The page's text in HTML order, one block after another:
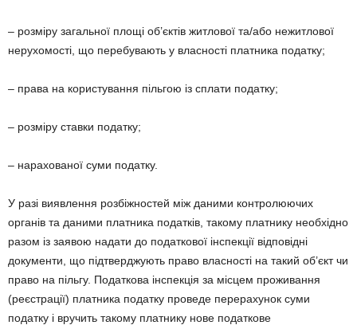
– розміру загальної площі об’єктів житлової та/або нежитлової
нерухомості, що перебувають у власності платника податку;
– права на користування пільгою із сплати податку;
– розміру ставки податку;
– нарахованої суми податку.
У разі виявлення розбіжностей між даними контролюючих
органів та даними платника податків, такому платнику необхідно
разом із заявою надати до податкової інспекції відповідні
документи, що підтверджують право власності на такий об’єкт чи
право на пільгу. Податкова інспекція за місцем проживання
(реєстрації) платника податку проведе перерахунок суми
податку і вручить такому платнику нове податкове